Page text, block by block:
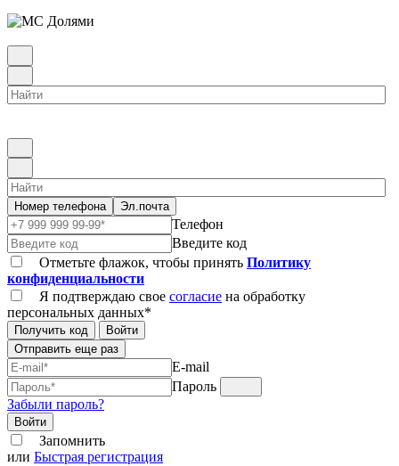
Номер телефона Эл.почта
Телефон
Введите код
Отметьте флажок, чтобы принять Политику
конфиденциальности
Я подтверждаю свое согласие на обработку
персональных данных*
Получить код
Войти
Отправить еще раз
E-mail
Пароль
Забыли пароль?
Войти
Запомнить
или Быстрая регистрация